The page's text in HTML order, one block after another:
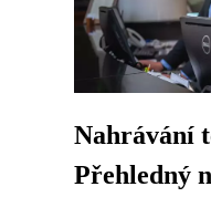
Nahrávání
Přehledný